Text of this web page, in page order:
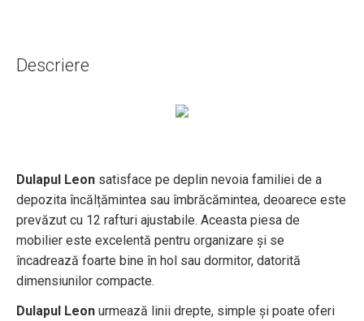
Descriere
Dulapul Leon satisface pe deplin nevoia familiei de a
depozita încălțămintea sau îmbrăcămintea, deoarece este
prevăzut cu 12 rafturi ajustabile. Aceasta piesa de
mobilier este excelentă pentru organizare și se
încadrează foarte bine în hol sau dormitor, datorită
dimensiunilor compacte.
Dulapul Leon urmează linii drepte, simple și poate oferi